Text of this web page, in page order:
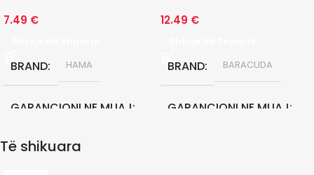
7.49 €
BRAND HAMA
GARANCIONI NE MUAJ
12
12.49 €
BRAND BARACUDA
GARANCIONI NE MUAJ
Të shikuara